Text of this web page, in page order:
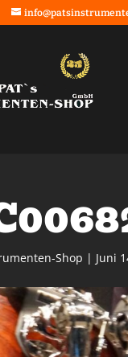
Shop | Juni